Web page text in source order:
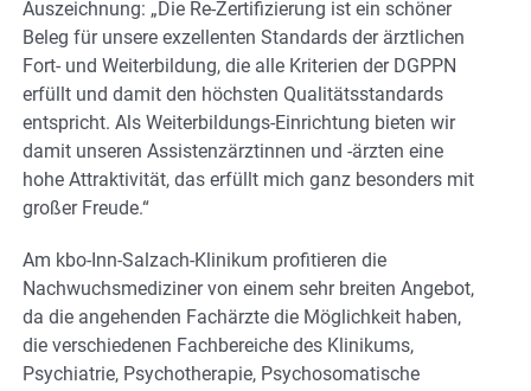
Auszeichnung: „Die Re-Zertifizierung ist ein schöner
Beleg für unsere exzellenten Standards der ärztlichen
Fort- und Weiterbildung, die alle Kriterien der DGPPN
erfüllt und damit den höchsten Qualitätsstandards
entspricht. Als Weiterbildungs-Einrichtung bieten wir
damit unseren Assistenzärztinnen und -ärzten eine
hohe Attraktivität, das erfüllt mich ganz besonders mit
großer Freude.“
Am kbo-Inn-Salzach-Klinikum profitieren die
Nachwuchsmediziner von einem sehr breiten Angebot,
da die angehenden Fachärzte die Möglichkeit haben,
die verschiedenen Fachbereiche des Klinikums,
Psychiatrie, Psychotherapie, Psychosomatische